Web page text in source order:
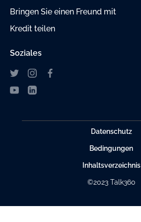
Bringen Sie einen Freund mit
Kredit teilen
Soziales
Datenschutz
Bedingungen
Inhaltsverzeichnis
©2023 Talk360